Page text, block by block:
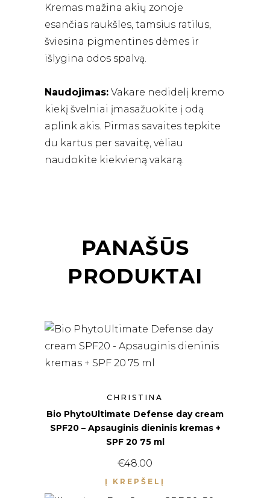
Kremas mažina akių zonoje
esančias raukšles, tamsius ratilus,
šviesina pigmentines dėmes ir
išlygina odos spalvą.
Naudojimas: Vakare nedidelį kremo
kiekį švelniai įmasažuokite į odą
aplink akis. Pirmas savaites tepkite
du kartus per savaitę, vėliau
naudokite kiekvieną vakarą.
PANAŠŪS
PRODUKTAI
CHRISTINA
Bio PhytoUltimate Defense day cream
SPF20 – Apsauginis dieninis kremas +
SPF 20 75 ml
€48.00
Į KREPŠELĮ